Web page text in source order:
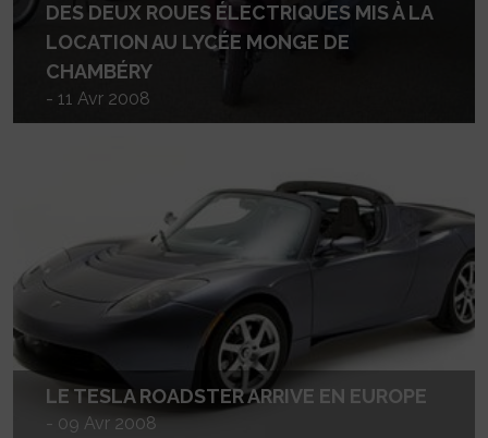
DES DEUX ROUES ÉLECTRIQUES MIS À LA
LOCATION AU LYCÉE MONGE DE
CHAMBÉRY
- 11 Avr 2008
LE TESLA ROADSTER ARRIVE EN EUROPE
- 09 Avr 2008